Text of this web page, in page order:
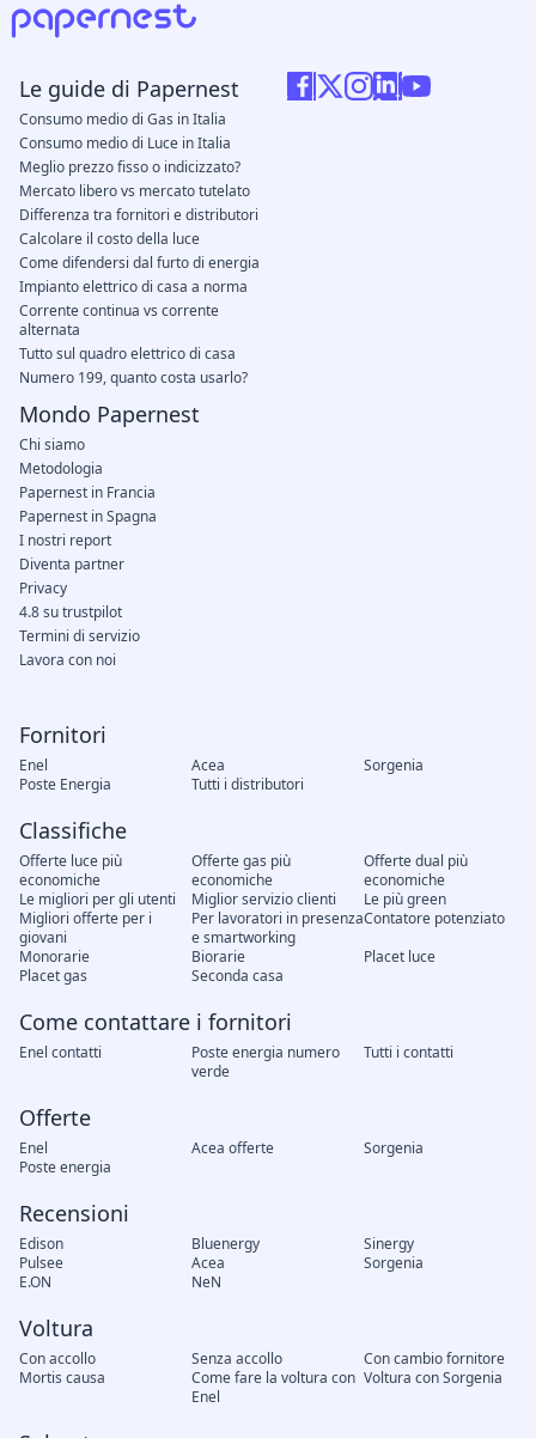
Fornitori
Enel Acea
Sorgenia
Poste Energia
Tutti i distributori
Classifiche
Offerte luce più
economiche
Offerte gas più
economiche
Offerte dual più
economiche
Le migliori per gli utenti
Miglior servizio clienti
Le più green
Migliori offerte per i
giovani
Per lavoratori in presenza
e smartworking
Contatore potenziato
Monorarie
Biorarie
Placet luce
Placet gas
Seconda casa
Come contattare i fornitori
Enel contatti
Poste energia numero
verde
Tutti i contatti
Offerte
Enel Acea offerte
Sorgenia
Poste energia
Recensioni
Edison Bluenergy
Sinergy
Pulsee
Acea
Sorgenia
E.ON
NeN
Voltura
Con accollo Senza accollo
Con cambio fornitore
Mortis causa
Come fare la voltura con
Enel
Voltura con Sorgenia
Le guide di Papernest
Consumo medio di Gas in Italia
Consumo medio di Luce in Italia
Meglio prezzo fisso o indicizzato?
Mercato libero vs mercato tutelato
Differenza tra fornitori e distributori
Calcolare il costo della luce
Come difendersi dal furto di energia
Impianto elettrico di casa a norma
Corrente continua vs corrente
alternata
Tutto sul quadro elettrico di casa
Numero 199, quanto costa usarlo?
Mondo Papernest
Chi siamo
Metodologia
Papernest in Francia
Papernest in Spagna
I nostri report
Diventa partner
Privacy
4.8 su trustpilot
Termini di servizio
Lavora con noi